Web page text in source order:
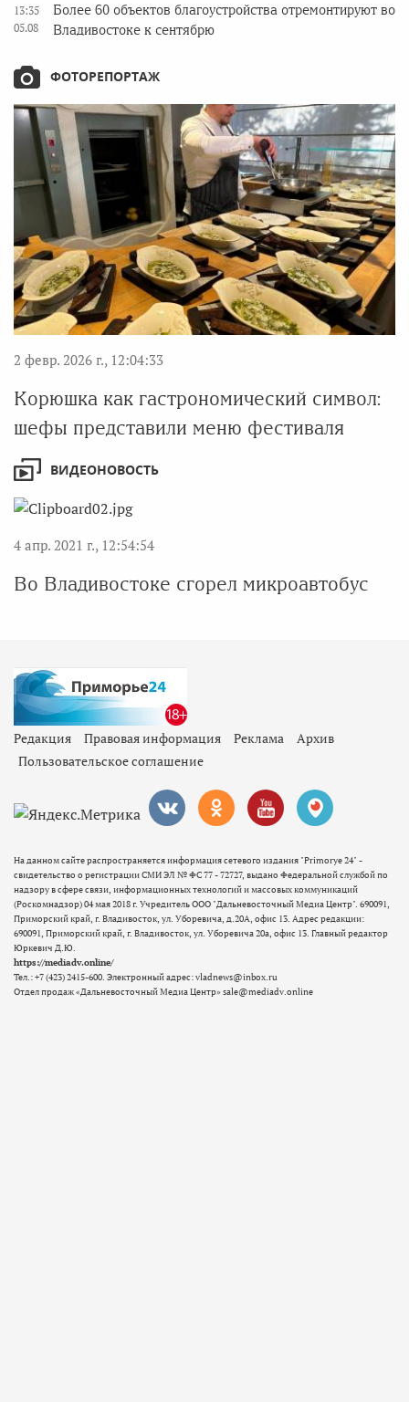
13:35
05.08
Более 60 объектов благоустройства отремонтируют во
Владивостоке к сентябрю
ФОТОРЕПОРТАЖ
2 февр. 2026 г., 12:04:33
Корюшка как гастрономический символ:
шефы представили меню фестиваля
ВИДЕОНОВОСТЬ
4 апр. 2021 г., 12:54:54
Во Владивостоке сгорел микроавтобус
Редакция Правовая информация Реклама
Архив
Пользовательское соглашение
На данном сайте распространяется информация сетевого издания "Primorye 24" -
свидетельство о регистрации СМИ ЭЛ № ФС 77 - 72727, выдано Федеральной службой по
надзору в сфере связи, информационных технологий и массовых коммуникаций
(Роскомнадзор) 04 мая 2018 г. Учредитель ООО "Дальневосточный Медиа Центр". 690091,
Приморский край, г. Владивосток, ул. Уборевича, д.20А, офис 13. Адрес редакции:
690091, Приморский край, г. Владивосток, ул. Уборевича 20а, офис 13. Главный редактор
Юркевич Д.Ю.
https://mediadv.online/
Тел.: +7 (423) 2415-600. Электронный адрес: vladnews@inbox.ru
Отдел продаж «Дальневосточный Медиа Центр» sale@mediadv.online